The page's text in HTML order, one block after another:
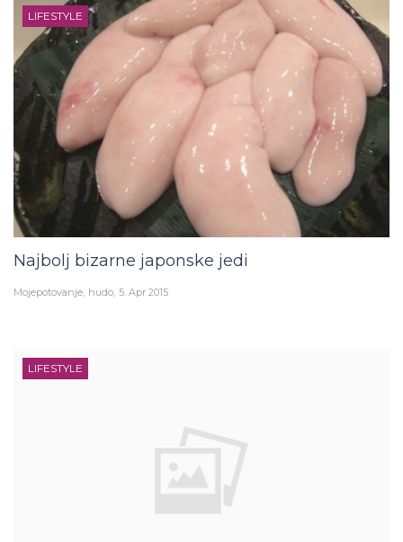
LIFESTYLE
Najbolj bizarne japonske jedi
Mojepotovanje hudo 5. Apr 2015
LIFESTYLE